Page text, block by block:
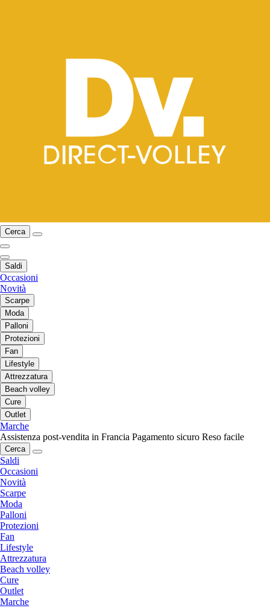
Cerca
Saldi
Occasioni
Novità
Scarpe
Moda
Palloni
Protezioni
Fan
Lifestyle
Attrezzatura
Beach volley
Cure
Outlet
Marche
Assistenza post-vendita in Francia Pagamento sicuro Reso facile
Cerca
Saldi
Occasioni
Novità
Scarpe
Moda
Palloni
Protezioni
Fan
Lifestyle
Attrezzatura
Beach volley
Cure
Outlet
Marche